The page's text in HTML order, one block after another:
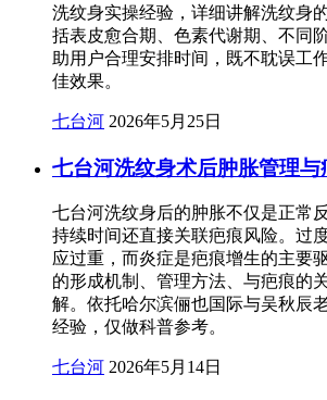
洗纹身实操经验，详细讲解洗纹身
括表皮愈合期、色素代谢期、不同
助用户合理安排时间，既不耽误工
佳效果。
七台河 2026年5月25日
七台河洗纹身术后肿胀管理
七台河洗纹身后的肿胀不仅是正常
持续时间还直接关联疤痕风险。过
应过重，而炎症是疤痕增生的主要
的形成机制、管理方法、与疤痕的
解。依托哈尔滨俪也国际与吴秋辰
经验，仅做科普参考。
七台河 2026年5月14日